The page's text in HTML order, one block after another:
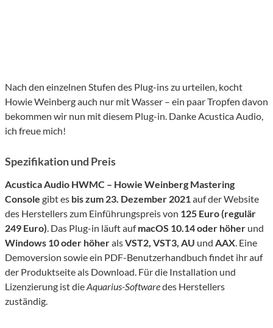
Nach den einzelnen Stufen des Plug-ins zu urteilen, kocht
Howie Weinberg auch nur mit Wasser – ein paar Tropfen davon
bekommen wir nun mit diesem Plug-in. Danke Acustica Audio,
ich freue mich!
Spezifikation und Preis
Acustica Audio HWMC – Howie Weinberg Mastering
Console gibt es bis zum 23. Dezember 2021auf der Website
des Herstellers zum Einführungspreis von 125 Euro (regulär
249 Euro). Das Plug-in läuft aufmacOS 10.14 oder höher und
Windows 10 oder höheralsVST2, VST3, AU und AAX. Eine
Demoversion sowie ein PDF-Benutzerhandbuch findet ihr auf
der Produktseite als Download. Für die Installation und
Lizenzierung ist dieAquarius-Softwaredes Herstellers
zuständig.